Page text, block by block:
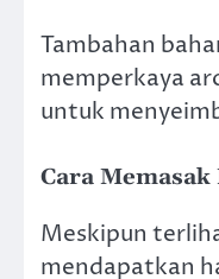
Tambahan
memperkaya
untuk
Cara
Meskipun
mendapatkan